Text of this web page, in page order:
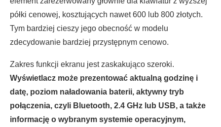
półki cenowej, kosztujących nawet 600 lub 800 złotych.
Tym bardziej cieszy jego obecność w modelu
zdecydowanie bardziej przystępnym cenowo.
Zakres funkcji ekranu jest zaskakująco szeroki.
Wyświetlacz może prezentować aktualną godzinę i
datę, poziom naładowania baterii, aktywny tryb
połączenia, czyli Bluetooth, 2.4 GHz lub USB, a także
informację o wybranym systemie operacyjnym,